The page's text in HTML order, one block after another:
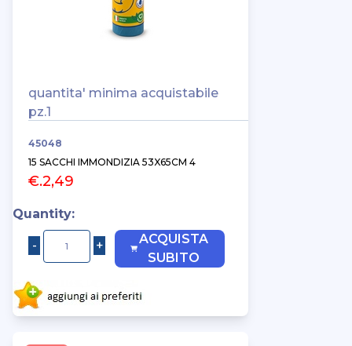
quantita' minima acquistabile
pz.1
45048
15 SACCHI IMMONDIZIA 53X65CM 4
€.2,49
Quantity:
ACQUISTA
SUBITO